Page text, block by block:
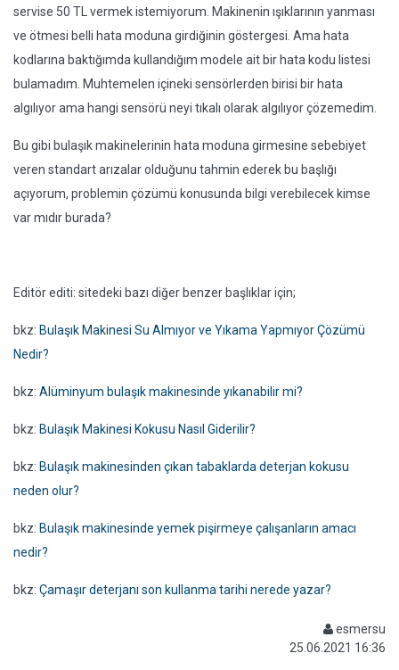
servise 50 TL vermek istemiyorum. Makinenin ışıklarının yanması
ve ötmesi belli hata moduna girdiğinin göstergesi. Ama hata
kodlarına baktığımda kullandığım modele ait bir hata kodu listesi
bulamadım. Muhtemelen içineki sensörlerden birisi bir hata
algılıyor ama hangi sensörü neyi tıkalı olarak algılıyor çözemedim.
Bu gibi bulaşık makinelerinin hata moduna girmesine sebebiyet
veren standart arızalar olduğunu tahmin ederek bu başlığı
açıyorum, problemin çözümü konusunda bilgi verebilecek kimse
var mıdır burada?
Editör editi: sitedeki bazı diğer benzer başlıklar için;
bkz: Bulaşık Makinesi Su Almıyor ve Yıkama Yapmıyor Çözümü
Nedir?
bkz: Alüminyum bulaşık makinesinde yıkanabilir mi?
bkz: Bulaşık Makinesi Kokusu Nasıl Giderilir?
bkz: Bulaşık makinesinden çıkan tabaklarda deterjan kokusu
neden olur?
bkz: Bulaşık makinesinde yemek pişirmeye çalışanların amacı
nedir?
bkz: Çamaşır deterjanı son kullanma tarihi nerede yazar?
esmersu
25.06.2021 16:36